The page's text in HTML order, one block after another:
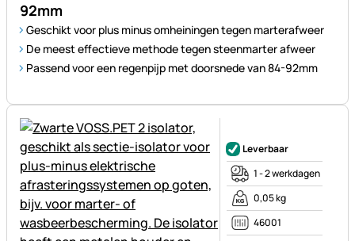
92mm
Geschikt voor plus minus omheiningen tegen marterafweer
De meest effectieve methode tegen steenmarter afweer
Passend voor een regenpijp met doorsnede van 84-92mm
Leverbaar
1 - 2 werkdagen
0,05 kg
46001